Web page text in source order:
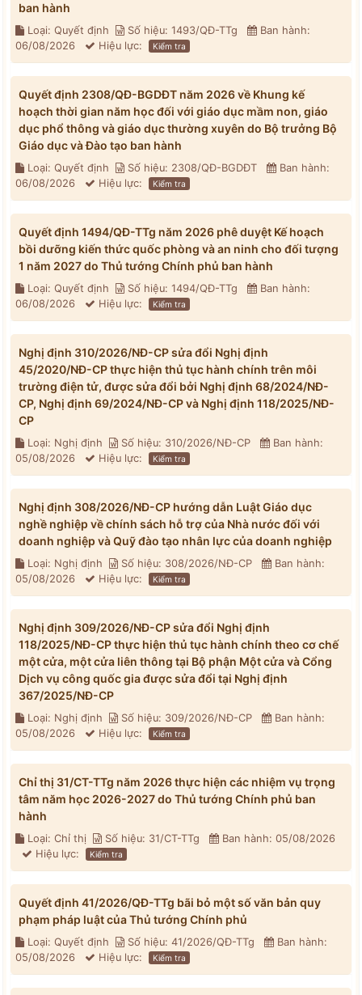
ban hành
Loại: Quyết định Số hiệu: 1493/QĐ-TTg
Ban hành:
06/08/2026
Hiệu lực: Kiểm tra
Quyết định 2308/QĐ-BGDĐT năm 2026 về Khung kế
hoạch thời gian năm học đối với giáo dục mầm non, giáo
dục phổ thông và giáo dục thường xuyên do Bộ trưởng Bộ
Giáo dục và Đào tạo ban hành
Loại: Quyết định Số hiệu: 2308/QĐ-BGDĐT
Ban hành:
06/08/2026
Hiệu lực: Kiểm tra
Quyết định 1494/QĐ-TTg năm 2026 phê duyệt Kế hoạch
bồi dưỡng kiến thức quốc phòng và an ninh cho đối tượng
1 năm 2027 do Thủ tướng Chính phủ ban hành
Loại: Quyết định Số hiệu: 1494/QĐ-TTg
Ban hành:
06/08/2026
Hiệu lực: Kiểm tra
Nghị định 310/2026/NĐ-CP sửa đổi Nghị định
45/2020/NĐ-CP thực hiện thủ tục hành chính trên môi
trường điện tử, được sửa đổi bởi Nghị định 68/2024/NĐ-
CP, Nghị định 69/2024/NĐ-CP và Nghị định 118/2025/NĐ-
CP
Loại: Nghị định Số hiệu: 310/2026/NĐ-CP
Ban hành:
05/08/2026
Hiệu lực: Kiểm tra
Nghị định 308/2026/NĐ-CP hướng dẫn Luật Giáo dục
nghề nghiệp về chính sách hỗ trợ của Nhà nước đối với
doanh nghiệp và Quỹ đào tạo nhân lực của doanh nghiệp
Loại: Nghị định Số hiệu: 308/2026/NĐ-CP
Ban hành:
05/08/2026
Hiệu lực: Kiểm tra
Nghị định 309/2026/NĐ-CP sửa đổi Nghị định
118/2025/NĐ-CP thực hiện thủ tục hành chính theo cơ chế
một cửa, một cửa liên thông tại Bộ phận Một cửa và Cổng
Dịch vụ công quốc gia được sửa đổi tại Nghị định
367/2025/NĐ-CP
Loại: Nghị định Số hiệu: 309/2026/NĐ-CP
Ban hành:
05/08/2026
Hiệu lực: Kiểm tra
Chỉ thị 31/CT-TTg năm 2026 thực hiện các nhiệm vụ trọng
tâm năm học 2026-2027 do Thủ tướng Chính phủ ban
hành
Loại: Chỉ thị Số hiệu: 31/CT-TTg
Ban hành: 05/08/2026
Hiệu lực:
Kiểm tra
Quyết định 41/2026/QĐ-TTg bãi bỏ một số văn bản quy
phạm pháp luật của Thủ tướng Chính phủ
Loại: Quyết định Số hiệu: 41/2026/QĐ-TTg
Ban hành:
05/08/2026
Hiệu lực: Kiểm tra